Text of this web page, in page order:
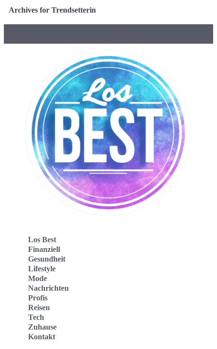
Archives for Trendsetterin
Los Best
Finanziell
Gesundheit
Lifestyle
Mode
Nachrichten
Profis
Reisen
Tech
Zuhause
Kontakt